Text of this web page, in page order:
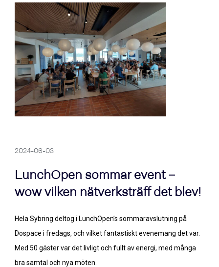
2024-06-03
LunchOpen sommar event –
wow vilken nätverksträff det blev!
Hela Sybring deltog i LunchOpen’s sommaravslutning på
Dospace i fredags, och vilket fantastiskt evenemang det var.
Med 50 gäster var det livligt och fullt av energi, med många
bra samtal och nya möten.